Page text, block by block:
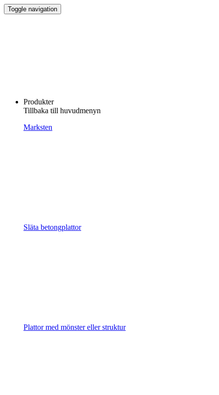
Toggle navigation
Produkter
Tillbaka till huvudmenyn
Marksten
Släta betongplattor
Plattor med mönster eller struktur